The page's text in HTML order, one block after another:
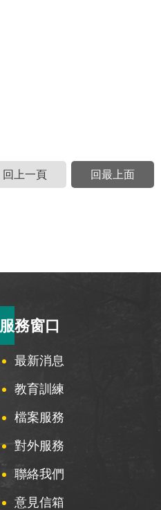
回上一頁 回最上面
服務窗口
最新消息
教育訓練
檔案服務
對外服務
聯絡我們
意見信箱